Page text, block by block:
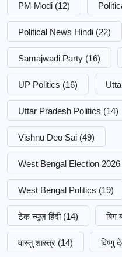
PM Modi (12)
Political News Hindi (22)
Samajwadi Party (16)
UP Politics (16)
Uttar Pradesh Politics (14)
Vishnu Deo Sai (49)
West Bengal Election 2026
West Bengal Politics (19)
टेक न्यूज़ हिंदी (14) बिग
वास्तु शास्त्र (14) विष्णु